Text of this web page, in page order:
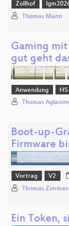
Zollhof
Thomas Mann
Gaming
gut geht
Anwendung
Thomas
Boot-up-
Firmware
Vortrag V2
Thomas
Ein Token,